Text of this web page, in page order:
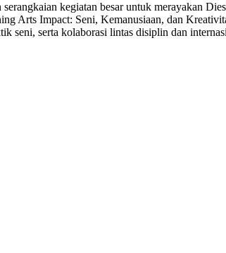
kegiatan besar untuk merayakan
Arts Impact: Seni, Kemanusiaan, dan
seni, serta kolaborasi lintas disiplin dan